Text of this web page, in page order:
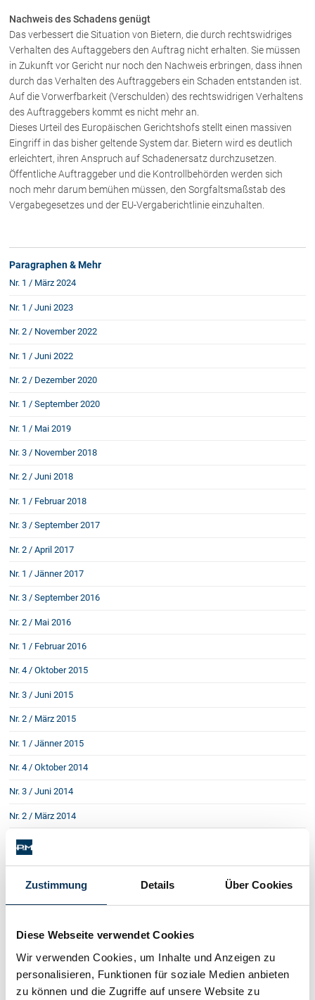
Zustimmung Details Über Cookies
Diese Webseite verwendet Cookies
Wir verwenden Cookies, um Inhalte und Anzeigen zu
personalisieren, Funktionen für soziale Medien anbieten
zu können und die Zugriffe auf unsere Website zu
Mag. Raphaela Klotz
Rechtsnews
Publikationen
Paragraphen & Mehr
Medien
NOVUM
FAQ
Familie
und Übergabeverträgen
Check dein Recht/Erbrecht
Schenkung von Immobilien
Grundstückkauf
Checkliste: Immobilienertragssteuer
Checkliste: Gewerbeanm. durch jur.
Nachweis des Schadens genügt
Das verbessert die Situation von Bietern, die durch rechtswidriges
Verhalten des Auftaggebers den Auftrag nicht erhalten. Sie müssen
in Zukunft vor Gericht nur noch den Nachweis erbringen, dass ihnen
durch das Verhalten des Auftraggebers ein Schaden entstanden ist.
Auf die Vorwerfbarkeit (Verschulden) des rechtswidrigen Verhaltens
des Auftraggebers kommt es nicht mehr an.
Dieses Urteil des Europäischen Gerichtshofs stellt einen massiven
Eingriff in das bisher geltende System dar. Bietern wird es deutlich
erleichtert, ihren Anspruch auf Schadenersatz durchzusetzen.
Öffentliche Auftraggeber und die Kontrollbehörden werden sich
noch mehr darum bemühen müssen, den Sorgfaltsmaßstab des
Vergabegesetzes und der EU-Vergaberichtlinie einzuhalten.
Paragraphen & Mehr
Nr. 1 / März 2024
Nr. 1 / Juni 2023
Nr. 2 / November 2022
Nr. 1 / Juni 2022
Nr. 2 / Dezember 2020
Nr. 1 / September 2020
Nr. 1 / Mai 2019
Nr. 3 / November 2018
Nr. 2 / Juni 2018
Nr. 1 / Februar 2018
Nr. 3 / September 2017
Nr. 2 / April 2017
Nr. 1 / Jänner 2017
Nr. 3 / September 2016
Nr. 2 / Mai 2016
Nr. 1 / Februar 2016
Nr. 4 / Oktober 2015
Nr. 3 / Juni 2015
Nr. 2 / März 2015
Nr. 1 / Jänner 2015
Nr. 4 / Oktober 2014
Nr. 3 / Juni 2014
Nr. 2 / März 2014
Nr. 1 / Jänner 2014
Nr. 3 / September 2013
Nr. 2 / Juni 2013
Nr. 4 / Dezember 2012
Nr. 3 / September 2012
Nr. 2 / Juni 2012